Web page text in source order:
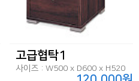
고급협탁1
사이즈 : W500 x D600 x H520